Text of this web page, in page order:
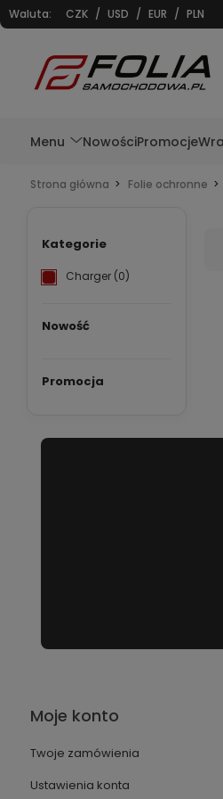
Waluta: CZK / USD / EUR / PLN
Menu NowościPromocje
Strona główna Folie ochronne
Kategorie
Charger (0)
Nowość
Promocja
Moje konto
Twoje zamówienia
Ustawienia konta